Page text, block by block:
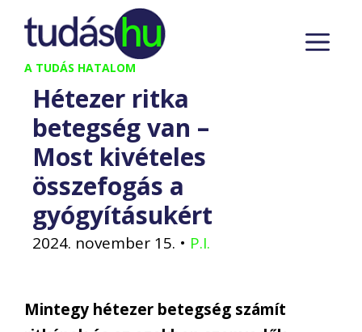
Kilépés
tartalomba
A TUDÁS HATALOM
Hétezer ritka
betegség van –
Most kivételes
összefogás a
gyógyításukért
2024. november 15. • P.I.
Mintegy hétezer betegség számít